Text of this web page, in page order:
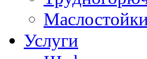
Услуги